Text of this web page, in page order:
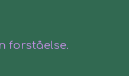
forståelse.